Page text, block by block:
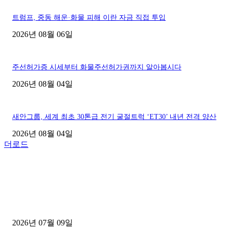
트럼프, 중동 해운·화물 피해 이란 자금 직접 투입
2026년 08월 06일
주선허가증 시세부터 화물주선허가권까지 알아봅시다
2026년 08월 04일
새안그룹, 세계 최초 30톤급 전기 굴절트럭 ‘ET30’ 내년 전격 양산
2026년 08월 04일
더로드
2026년 07월 09일